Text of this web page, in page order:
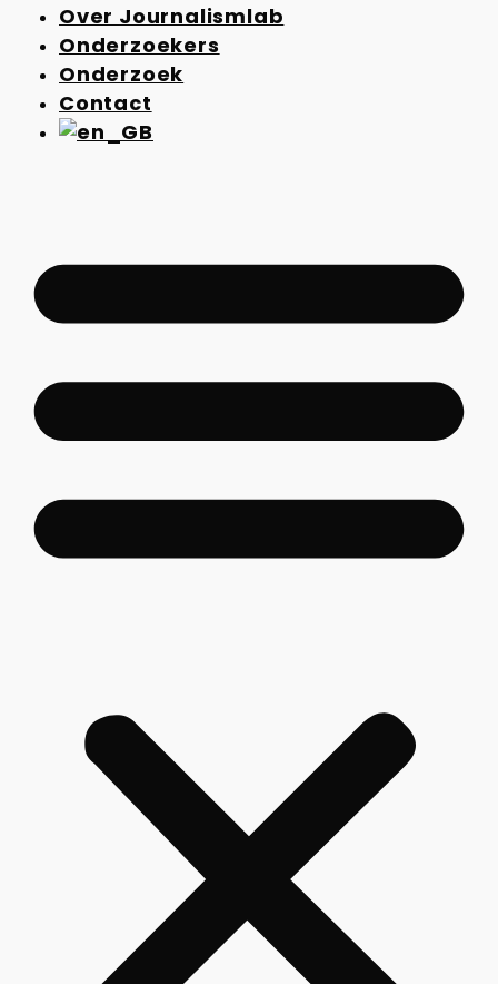
Over Journalismlab
Onderzoekers
Onderzoek
Contact